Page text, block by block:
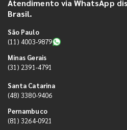
Atendimento via WhatsApp
Brasil.
São Paulo
(11) 4003-9879
Minas Gerais
(31) 2391-4791
Santa Catarina
(48) 3380-9406
Pernambuco
(81) 3264-0921